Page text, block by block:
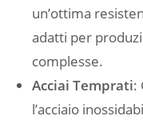
un’ottima
adatti per
complesse.
Acciai Temprati:
l’acciaio